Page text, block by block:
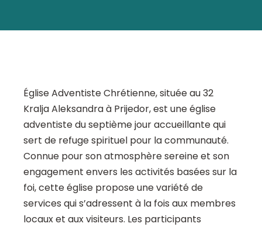
Église Adventiste Chrétienne, située au 32
Kralja Aleksandra à Prijedor, est une église
adventiste du septième jour accueillante qui
sert de refuge spirituel pour la communauté.
Connue pour son atmosphère sereine et son
engagement envers les activités basées sur la
foi, cette église propose une variété de
services qui s’adressent à la fois aux membres
locaux et aux visiteurs. Les participants